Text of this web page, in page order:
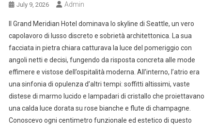
July 9, 2026 Admin
Il Grand Meridian Hotel dominava lo skyline di Seattle, un vero
capolavoro di lusso discreto e sobrietà architettonica. La sua
facciata in pietra chiara catturava la luce del pomeriggio con
angoli netti e decisi, fungendo da risposta concreta alle mode
effimere e vistose dell’ospitalità moderna. All’interno, l’atrio era
una sinfonia di opulenza d’altri tempi: soffitti altissimi, vaste
distese di marmo lucido e lampadari di cristallo che proiettavano
una calda luce dorata su rose bianche e flute di champagne.
Conoscevo ogni centimetro funzionale ed estetico di questo